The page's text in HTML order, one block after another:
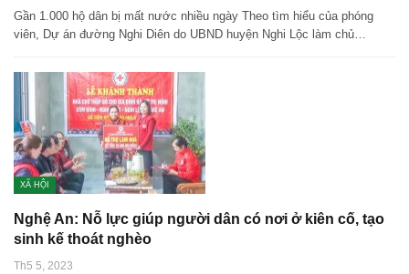
Gần 1.000 hộ dân bị mất nước nhiều ngày Theo tìm hiểu của phóng
viên, Dự án đường Nghi Diên do UBND huyện Nghi Lộc làm chủ…
XÃ HỘI
Nghệ An: Nỗ lực giúp người dân có nơi ở kiên cố, tạo
sinh kế thoát nghèo
Th5 5, 2023